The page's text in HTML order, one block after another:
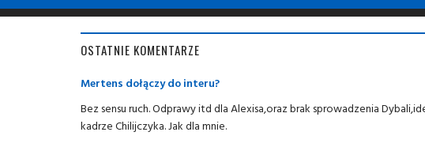
OSTATNIE KOMENTARZE
Mertens dołączy do interu?
Bez sensu ruch. Odprawy itd dla Alexisa,oraz brak sprowadzenia
kadrze Chilijczyka. Jak dla mnie.